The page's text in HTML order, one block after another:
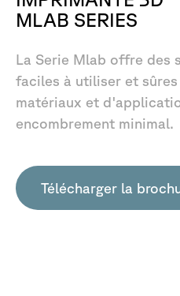
MLAB SERIES
La Serie Mlab offre des
faciles à utiliser et sûres
matériaux et
encombrement minimal.
Télécharger la